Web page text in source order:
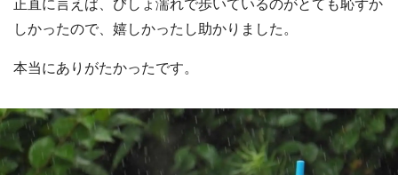
正直に言えば、びしょ濡れで歩いているのがとても恥ずか
しかったので、嬉しかったし助かりました。
本当にありがたかったです。